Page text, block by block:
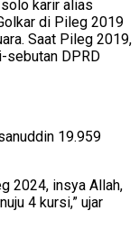
karir alias
di Pileg 2019
Saat Pileg 2019,
sebutan DPRD
19.959
2024, insya Allah,
4 kursi,” ujar